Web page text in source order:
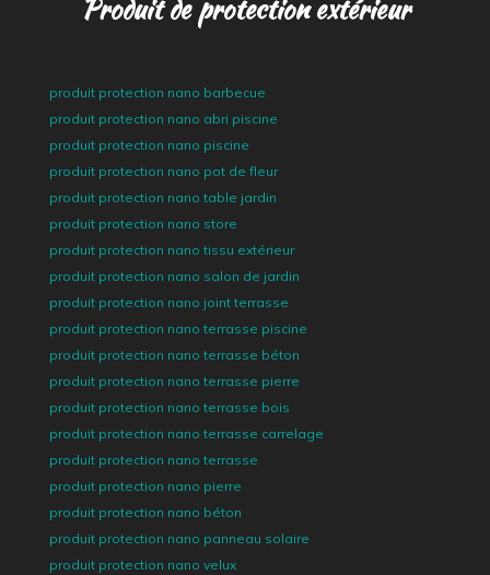
Produit de protection extérieur
produit protection nano barbecue
produit protection nano abri piscine
produit protection nano piscine
produit protection nano pot de fleur
produit protection nano table jardin
produit protection nano store
produit protection nano tissu extérieur
produit protection nano salon de jardin
produit protection nano joint terrasse
produit protection nano terrasse piscine
produit protection nano terrasse béton
produit protection nano terrasse pierre
produit protection nano terrasse bois
produit protection nano terrasse carrelage
produit protection nano terrasse
produit protection nano pierre
produit protection nano béton
produit protection nano panneau solaire
produit protection nano velux